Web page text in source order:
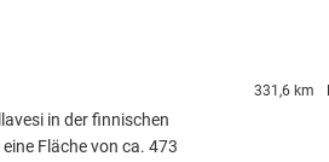
331,6 km
in der finnischen
Fläche von ca. 473